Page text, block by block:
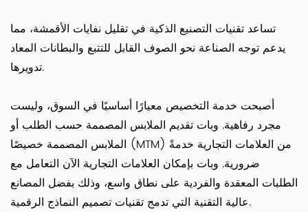
تساعد تقنيات التصنيع الذكية في تقليل نفايات الأقمشة، مما
يدعم توجه الصناعة نحو الصوف القابل للتتبع والبطانات المعاد
تدويرها.
أصبحت خدمة التخصيص معيارًا أساسيًا في السوق، وليست
مجرد رفاهية. وبات تقديم الملابس المصممة حسب الطلب أو
الملابس المصممة خصيصًا (MTM) من العلامات التجارية خدمةً
ضرورية. وبات بإمكان العلامات التجارية الآن التعامل مع
الطلبات المعقدة والفردية على نطاق واسع، وذلك بفضل المصانع
عالية التقنية التي تدمج تقنيات تصميم النماذج الرقمية.